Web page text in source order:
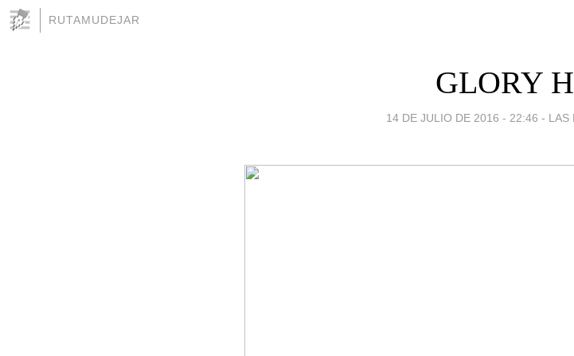
RUTAMUDEJAR
GLORY
14 DE JULIO DE 2016 - 22:46 - LAS